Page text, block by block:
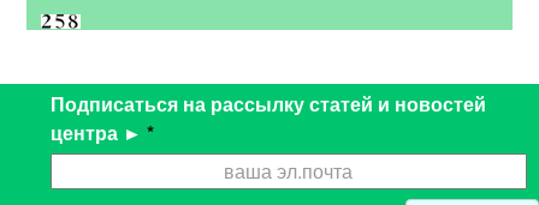
Подписаться на рассылку статей и новостей
центра ► *